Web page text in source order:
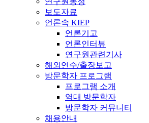
보도자료
언론속 KIEP
언론기고
언론인터뷰
연구원관련기사
해외연수/출장보고
방문학자 프로그램
프로그램 소개
역대 방문학자
방문학자 커뮤니티
채용안내